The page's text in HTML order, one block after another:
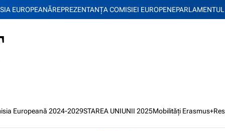
EUROPEANĂREPREZENTANŢA COMISIEI EUROPENE
Europeană 2024-2029STAREA UNIUNII 2025Mobilități Erasmus+